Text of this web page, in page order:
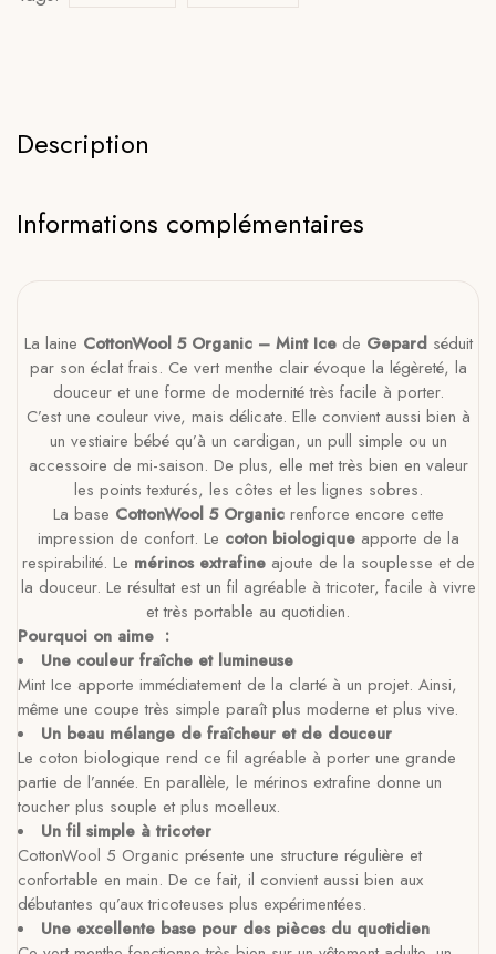
Description
Informations complémentaires
La laine CottonWool 5 Organic – Mint Icede Gepardséduit
par son éclat frais. Ce vert menthe clair évoque la légèreté, la
douceur et une forme de modernité très facile à porter.
C’est une couleur vive, mais délicate. Elle convient aussi bien à
un vestiaire bébé qu’à un cardigan, un pull simple ou un
accessoire de mi-saison. De plus, elle met très bien en valeur
les points texturés, les côtes et les lignes sobres.
La base CottonWool 5 Organicrenforce encore cette
impression de confort. Le coton biologiqueapporte de la
respirabilité. Le mérinos extrafineajoute de la souplesse et de
la douceur. Le résultat est un fil agréable à tricoter, facile à vivre
et très portable au quotidien.
Pourquoi on aime :
Une couleur fraîche et lumineuse
Mint Ice apporte immédiatement de la clarté à un projet. Ainsi,
même une coupe très simple paraît plus moderne et plus vive.
Un beau mélange de fraîcheur et de douceur
Le coton biologique rend ce fil agréable à porter une grande
partie de l’année. En parallèle, le mérinos extrafine donne un
toucher plus souple et plus moelleux.
Un fil simple à tricoter
CottonWool 5 Organic présente une structure régulière et
confortable en main. De ce fait, il convient aussi bien aux
débutantes qu’aux tricoteuses plus expérimentées.
Une excellente base pour des pièces du quotidien